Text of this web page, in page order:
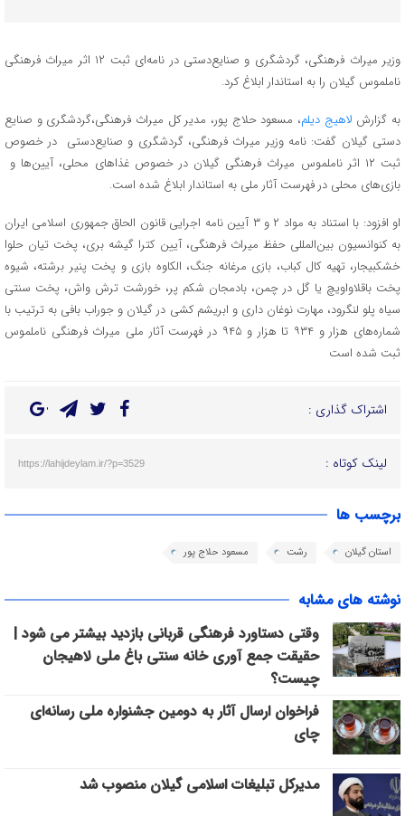
وزیر میراث فرهنگی، گردشگری و صنایع‌دستی در نامه‌ای ثبت ۱۲ اثر میراث فرهنگی
ناملموس گیلان را به استاندار ابلاغ کرد.
به گزارش لاهیج دیلم، مسعود حلاج پور، مدیر کل میراث فرهنگی،گردشگری و صنایع
دستی گیلان گفت: نامه وزیر میراث فرهنگی، گردشگری و صنایع‌دستی در خصوص
ثبت ۱۲ اثر ناملموس میراث فرهنگی گیلان در خصوص غذا‌های محلی، آیین‌ها و
بازی‌های محلی در فهرست آثار ملی به استاندار ابلاغ شده است.
او افزود: با استناد به مواد ۲ و ۳ آیین نامه اجرایی قانون الحاق جمهوری اسلامی ایران
به کنوانسیون بین‌المللی حفظ میراث فرهنگی، آیین کترا گیشه بری، پخت تیان حلوا
خشکبیجار، تهیه کال کباب، بازی مرغانه جنگ، الکاوه بازی و پخت پنیر برشته، شیوه
پخت باقلاواویچ یا گل در چمن، بادمجان شکم پر، خورشت ترش واش، پخت سنتی
سیاه پلو لنگرود، مهارت نوغان داری و ابریشم کشی در گیلان و جوراب بافی به ترتیب با
شماره‌های هزار و ۹۳۴ تا هزار و ۹۴۵ در فهرست آثار ملی میراث فرهنگی ناملموس
ثبت شده است
اشتراک گذاری :
لینک کوتاه : https://lahijdeylam.ir/?p=3529
برچسب ها
استان گیلان رشت مسعود حلاج پور
نوشته های مشابه
وقتی دستاورد فرهنگی قربانی بازدید بیشتر می شود |
حقیقت جمع آوری خانه سنتی باغ ملی لاهیجان
چیست؟
فراخوان ارسال آثار به دومین جشنواره ملی رسانه‌ای
چای
مدیرکل تبلیغات اسلامی گیلان منصوب شد